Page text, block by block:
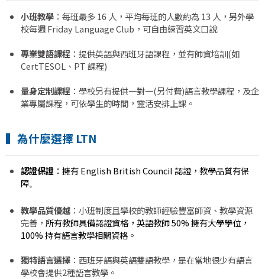
小班教學 ：每班最多 16 人，平均每班的人數約為 13 人，另外學
校每週 Friday Language Club，可自由練習英文口說
專業雙語課程 ：提供英語與西班牙語課程，並有師資培訓(如
CertTESOL、PT 課程)
量身定制課程 ：學校另有提供一對一(另付費)語言教學課程，及企
業專屬課程，可依學生的時間，靈活安排上課。
▍為什麼選擇 LTN
認證保證 ：擁有 English British Council 認證，教學品質有保
障。
教學品質優越 ：小班制度且學校的教師經驗豐富師資、教學資源
完善， 所有教師具備認證資格，英語教師 50% 擁有大學學位，
100% 持有語言教學相關資格。
獨特語言選擇 ：西班牙語與英語雙語教學，是在當地很少有語言
學校會提供2種語言教學。